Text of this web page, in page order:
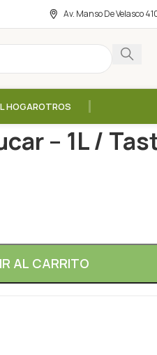
Av. Manso De Velasco
HOGAROTROS
– 1L /
AL CARRITO